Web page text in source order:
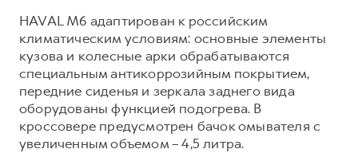
HAVAL M6 адаптирован к российским
климатическим условиям: основные элементы
кузова и колесные арки обрабатываются
специальным антикоррозийным покрытием,
передние сиденья и зеркала заднего вида
оборудованы функцией подогрева. В
кроссовере предусмотрен бачок омывателя с
увеличенным объемом – 4,5 литра.